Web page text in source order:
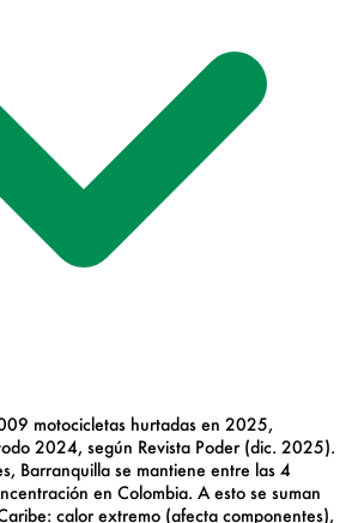
motocicletas hurtadas en 2025,
2024, según Revista Poder (dic. 2025).
Barranquilla se mantiene entre las 4
en Colombia. A esto se suman
calor extremo (afecta componentes),